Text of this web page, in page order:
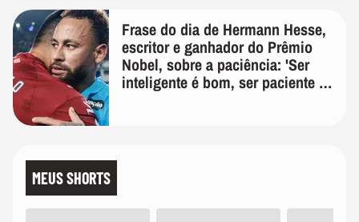
Frase do dia de Hermann Hesse,
escritor e ganhador do Prêmio
Nobel, sobre a paciência: 'Ser
inteligente é bom, ser paciente é
MEUS SHORTS